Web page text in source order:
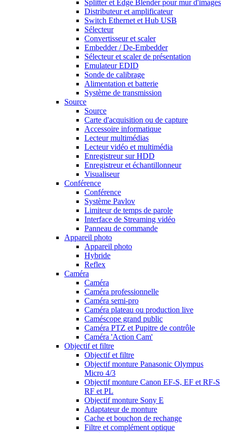
Splitter et Edge Blender pour mur d'images
Distributeur et amplificateur
Switch Ethernet et Hub USB
Sélecteur
Convertisseur et scaler
Embedder / De-Embedder
Sélecteur et scaler de présentation
Emulateur EDID
Sonde de calibrage
Alimentation et batterie
Système de transmission
Source
Source
Carte d'acquisition ou de capture
Accessoire informatique
Lecteur multimédias
Lecteur vidéo et multimédia
Enregistreur sur HDD
Enregistreur et échantillonneur
Visualiseur
Conférence
Conférence
Système Pavlov
Limiteur de temps de parole
Interface de Streaming vidéo
Panneau de commande
Appareil photo
Appareil photo
Hybride
Reflex
Caméra
Caméra
Caméra professionnelle
Caméra semi-pro
Caméra plateau ou production live
Caméscope grand public
Caméra PTZ et Pupitre de contrôle
Caméra 'Action Cam'
Objectif et filtre
Objectif et filtre
Objectif monture Panasonic Olympus
Micro 4/3
Objectif monture Canon EF-S, EF et RF-S
RF et PL
Objectif monture Sony E
Adaptateur de monture
Cache et bouchon de rechange
Filtre et complément optique